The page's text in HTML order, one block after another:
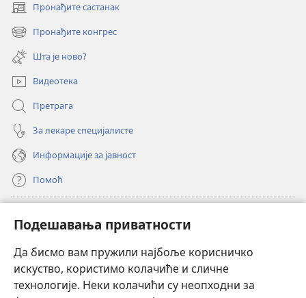
Подешавања приватности
Да бисмо вам пружили најбоље корисничко
искуство, користимо колачиће и сличне
технологије. Неки колачићи су неопходни за
Пронађите састанак
(отвара
нови
прозор)
Пронађите конгрес
(отвара
нови
прозор)
Шта је ново?
Видеотека
Претрага
За лекаре специјалисте
Информације за јавност
Помоћ
(отвара
нови
прозор)ОНЛАЈН БИБЛИОТЕКА Watchtower
(отвара
нови
прозор)JW Hub®
(отвара